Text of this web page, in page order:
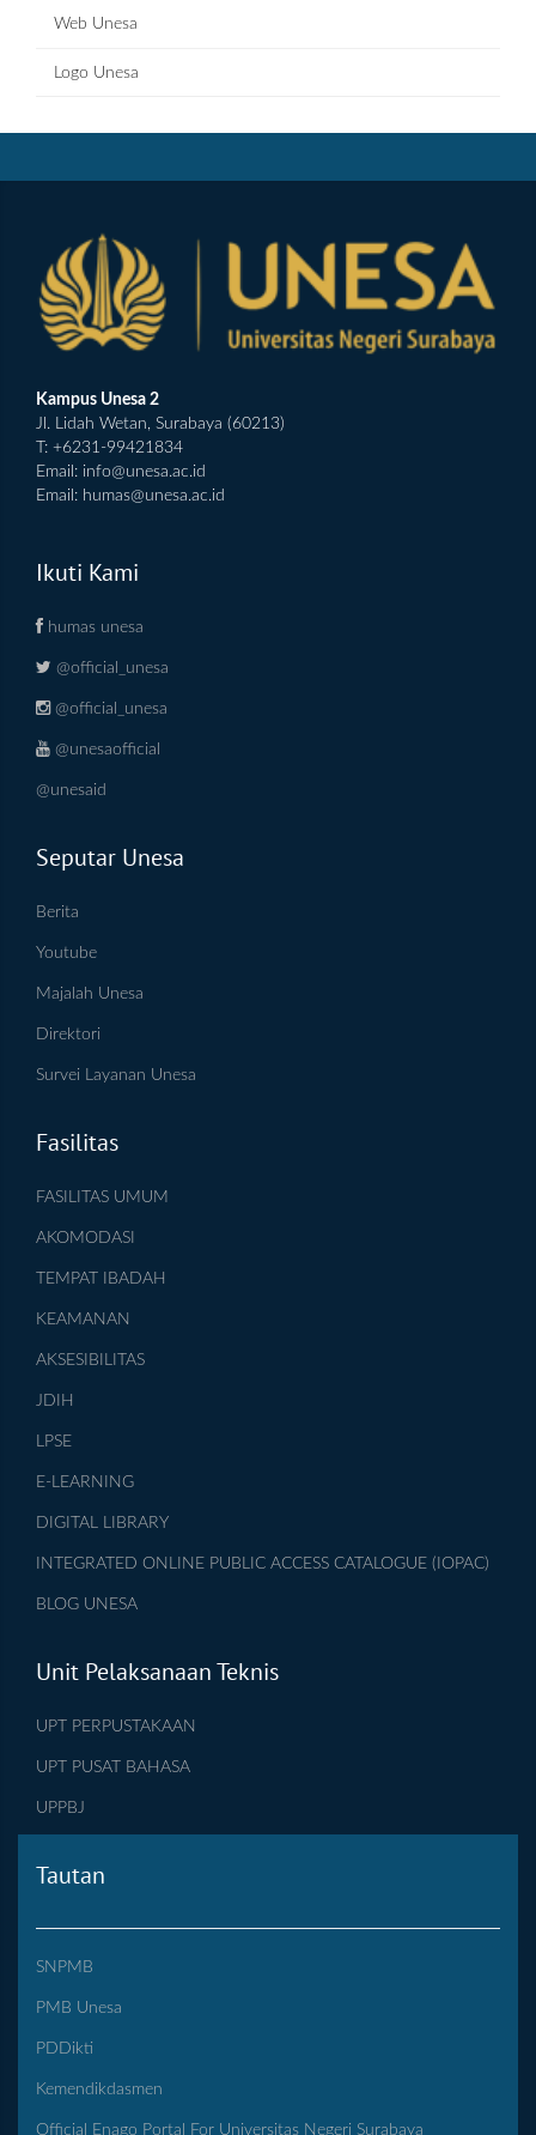
Web Unesa
Logo Unesa
Kampus Unesa 2
Jl. Lidah Wetan, Surabaya (60213)
T: +6231-99421834
Email: info@unesa.ac.id
Email: humas@unesa.ac.id
Ikuti Kami
humas unesa
@official_unesa
@official_unesa
@unesaofficial
@unesaid
Seputar Unesa
Berita
Youtube
Majalah Unesa
Direktori
Survei Layanan Unesa
Fasilitas
FASILITAS UMUM
AKOMODASI
TEMPAT IBADAH
KEAMANAN
AKSESIBILITAS
JDIH
LPSE
E-LEARNING
DIGITAL LIBRARY
INTEGRATED ONLINE PUBLIC ACCESS CATALOGUE (IOPAC)
BLOG UNESA
Unit Pelaksanaan Teknis
UPT PERPUSTAKAAN
UPT PUSAT BAHASA
UPPBJ
Tautan
SNPMB
PMB Unesa
PDDikti
Kemendikdasmen
Official Enago Portal For Universitas Negeri Surabaya